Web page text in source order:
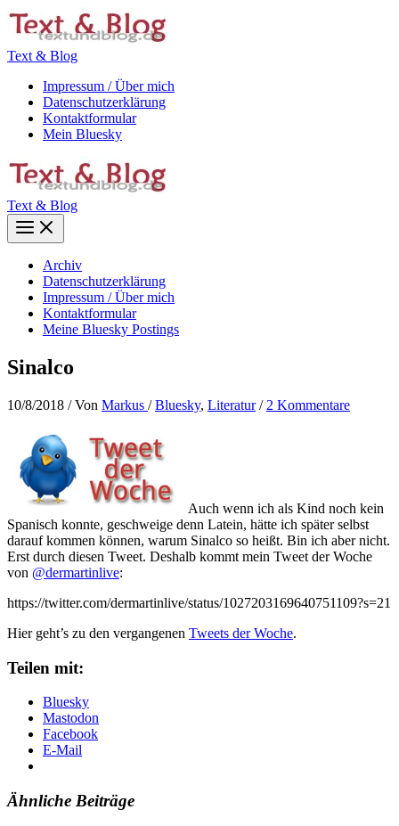
Zum
Inhalt
Text & Blog
Impressum / Über mich
Datenschutzerklärung
Kontaktformular
Mein Bluesky
Text & Blog
Main
Menu
Archiv
Datenschutzerklärung
Impressum / Über mich
Kontaktformular
Meine Bluesky Postings
Sinalco
10/8/2018 / Von Markus /Bluesky, Literatur/ 2 Kommentare
Auch wenn ich als Kind noch kein
Spanisch konnte, geschweige denn Latein, hätte ich später selbst
darauf kommen können, warum Sinalco so heißt. Bin ich aber nicht.
Erst durch diesen Tweet. Deshalb kommt mein Tweet der Woche
von @dermartinlive:
https://twitter.com/dermartinlive/status/1027203169640751109?s=21
Hier geht’s zu den vergangenen Tweets der Woche.
Teilen mit:
Bluesky
Mastodon
Facebook
E-Mail
Ähnliche Beiträge